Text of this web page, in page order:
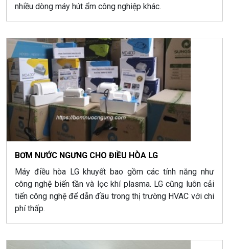
nhiều dòng máy hút ẩm công nghiệp khác.
BƠM NƯỚC NGƯNG CHO ĐIỀU HÒA LG
Máy điều hòa LG khuyết bao gồm các tính năng như
công nghệ biến tần và lọc khí plasma. LG cũng luôn cải
tiến công nghệ để dẫn đầu trong thị trường HVAC với chi
phí thấp.